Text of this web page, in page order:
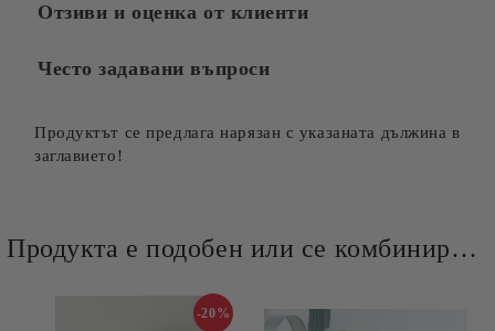
Отзиви и оценка от клиенти
Често задавани въпроси
Продуктът се предлага нарязан с указаната дължина в
заглавието!
Продукта е подобен или се комбинира добре и със следните продукти :
-20%